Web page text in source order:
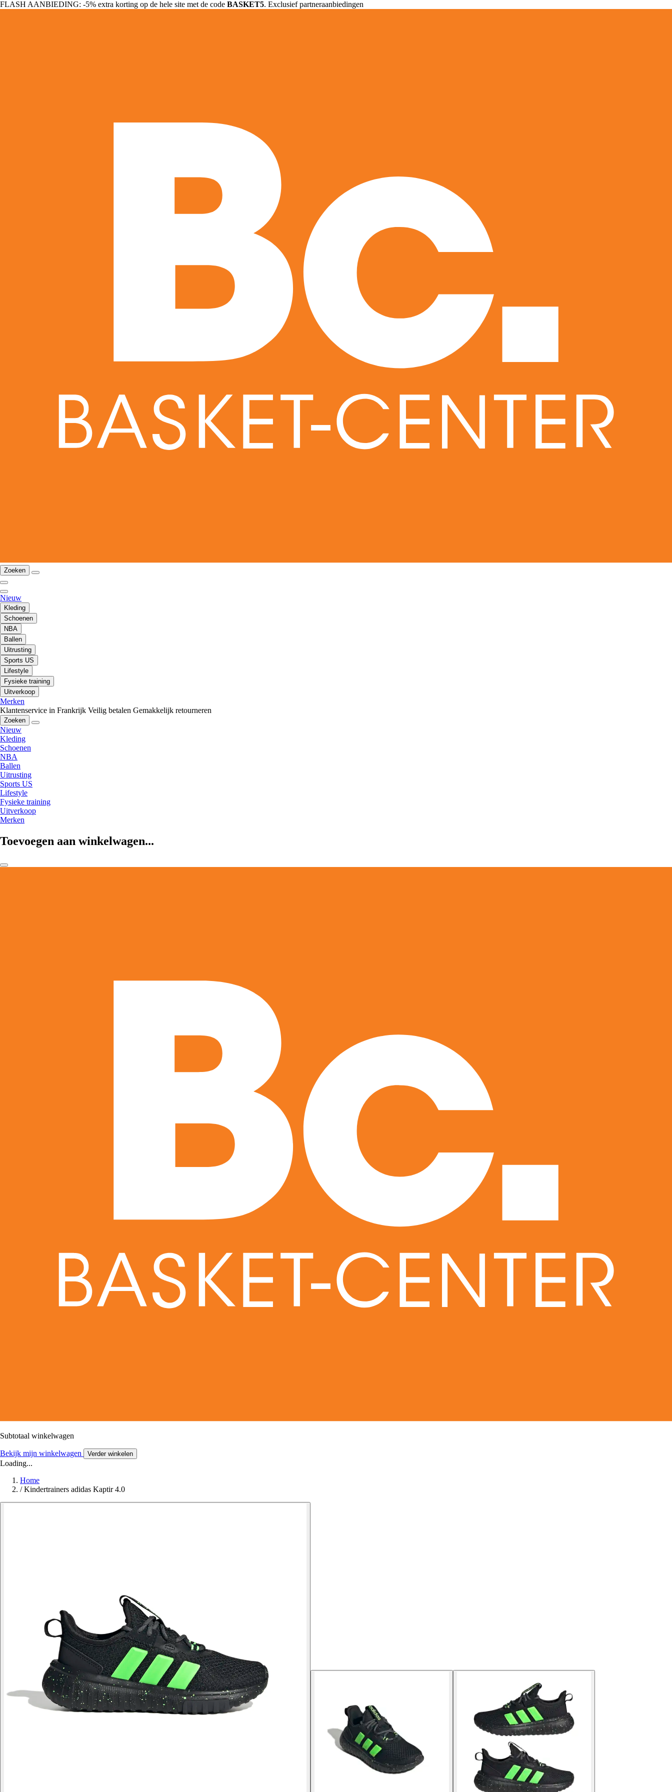
FLASH AANBIEDING: -5% extra korting op de hele site met de code BASKET5. Exclusief partneraanbiedingen
Zoeken
Nieuw
Kleding
Schoenen
NBA
Ballen
Uitrusting
Sports US
Lifestyle
Fysieke training
Uitverkoop
Merken
Klantenservice in Frankrijk Veilig betalen Gemakkelijk retourneren
Zoeken
Nieuw
Kleding
Schoenen
NBA
Ballen
Uitrusting
Sports US
Lifestyle
Fysieke training
Uitverkoop
Merken
Toevoegen aan winkelwagen...
Subtotaal winkelwagen
Bekijk mijn winkelwagen Verder winkelen
Loading...
Home
/ Kindertrainers adidas Kaptir 4.0